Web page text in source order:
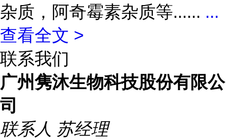
杂质，阿奇霉素杂质等...... ...
查看全文 >
联系我们
广州隽沐生物科技股份有限公
司
联系人 苏经理